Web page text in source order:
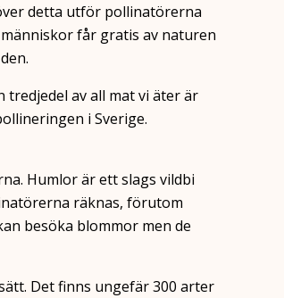
detta utför pollinatörerna
får gratis av naturen
av all mat vi äter är
i Sverige.
Humlor är ett slags vildbi
räknas, förutom
besöka blommor men de
Det finns ungefär 300 arter